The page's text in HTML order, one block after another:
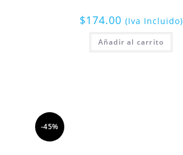
$174.00 (Iva Incluido)
Añadir al carrito
-45%